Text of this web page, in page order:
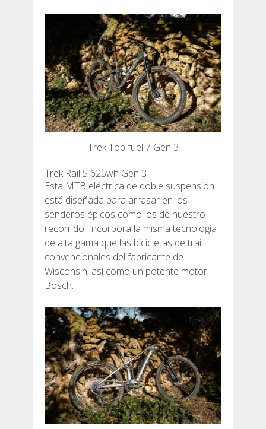
ESPAÑOL
ENGLISH
FRANÇAIS
DEUTSCH
Trek Top fuel 7 Gen 3
Trek Rail 5 625wh Gen 3
Esta MTB eléctrica de doble suspensión
está diseñada para arrasar en los
senderos épicos como los de nuestro
recorrido. Incorpora la misma tecnología
de alta gama que las bicicletas de trail
convencionales del fabricante de
Wisconsin, así como un potente motor
Bosch.